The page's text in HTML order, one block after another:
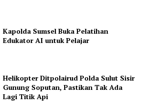
Kapolda Sumsel Buka Pelatihan
Edukator AI untuk Pelajar
Helikopter Ditpolairud Polda Sulut Sisir
Gunung Soputan, Pastikan Tak Ada
Lagi Titik Api